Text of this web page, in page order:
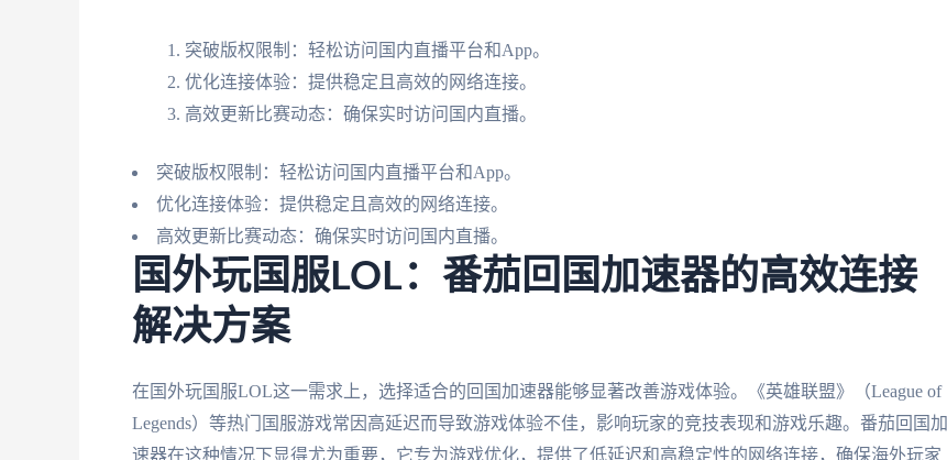
突破版权限制：轻松访问国内直播平台和App。
优化连接体验：提供稳定且高效的网络连接。
高效更新比赛动态：确保实时访问国内直播。
突破版权限制：轻松访问国内直播平台和App。
优化连接体验：提供稳定且高效的网络连接。
高效更新比赛动态：确保实时访问国内直播。
国外玩国服LOL：番茄回国加速器的高效连接
解决方案
在国外玩国服LOL这一需求上，选择适合的回国加速器能够显著改善游戏体验。《英雄联盟》（League of
Legends）等热门国服游戏常因高延迟而导致游戏体验不佳，影响玩家的竞技表现和游戏乐趣。番茄回国加
速器在这种情况下显得尤为重要，它专为游戏优化，提供了低延迟和高稳定性的网络连接，确保海外玩家